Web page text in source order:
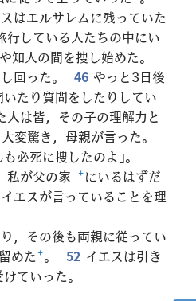
はエルサレムに残っていた
行している人たちの中にい
知人の間を捜し始めた。
回った。 46 やっと3日後
たり質問をしたりしてい
は皆，その子の理解力と
変驚き，母親が言った。
必死に捜したのよ」。
私が父の家 +にいるはずだ
エスが言っていることを理
，その後も両親に従ってい
めた+。 52 イエスは引き
ていった。